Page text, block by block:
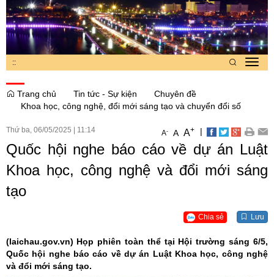
::
Trang chủ
Tin tức - Sự kiện
Chuyên đề
Khoa học, công nghệ, đổi mới sáng tạo và chuyển đổi số
Thứ ba, 06/05/2025 11:14 A- A A+ |
Quốc hội nghe báo cáo về dự án Luật
Khoa học, công nghệ và đổi mới sáng
tạo
Chia sẻ Lưu
(laichau.gov.vn) Họp phiên toàn thể tại Hội trường sáng 6/5,
Quốc hội nghe báo cáo về dự án Luật Khoa học, công nghệ
và đổi mới sáng tạo.